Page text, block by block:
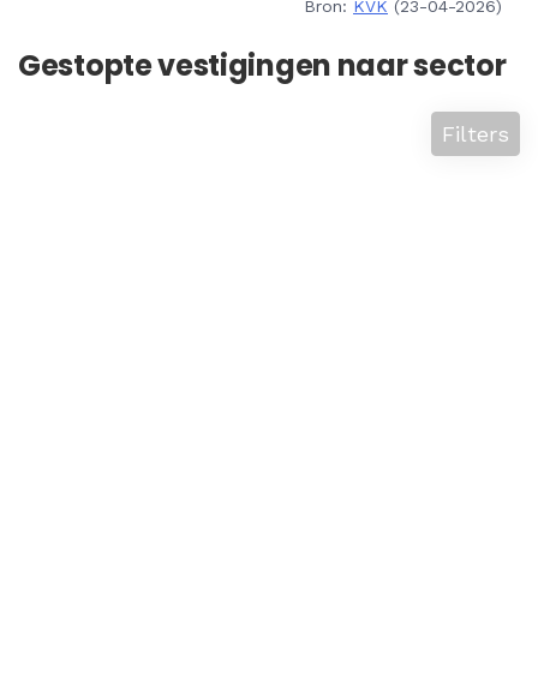
Bron: KVK (23-04-2026)
Gestopte vestigingen naar sector
Filters